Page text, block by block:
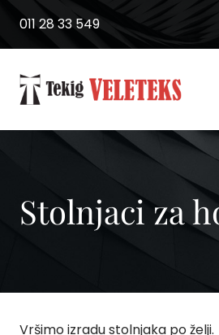
011 28 33 549
Stolnjaci za
Vršimo izradu stolnjaka po želji.